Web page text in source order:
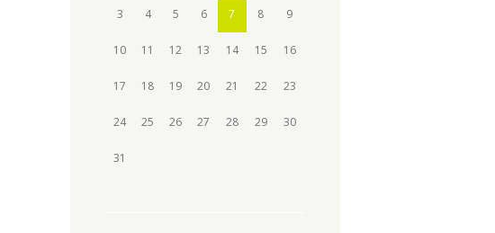
3 4 5 6 7 8 9
10 11 12 13 14 15 16
17 18 19 20 21 22 23
24 25 26 27 28 29 30
31